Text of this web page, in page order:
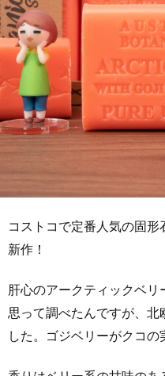
コストコで定番人気の固
新作！
肝心のアークティックベ
思って調べたんですが、
した。ゴジベリーがクコの